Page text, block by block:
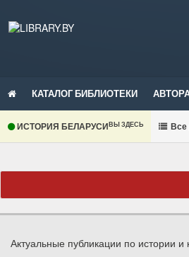
КАТАЛОГ БИБЛИОТЕКИ
ИСТОРИЯ БЕЛАРУСИВЫ ЗДЕСЬ Все
Актуальные публикации по истории и